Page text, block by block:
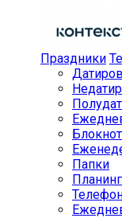
Праздники
Папки